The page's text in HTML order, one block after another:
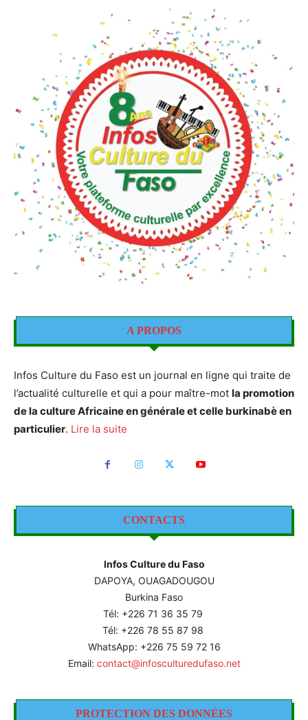
A PROPOS
Infos Culture du Faso est un journal en ligne qui traite de
l’actualité culturelle et qui a pour maître-mot la promotion
de la culture Africaine en générale et celle burkinabè en
particulier. Lire la suite
CONTACTS
Infos Culture du Faso
DAPOYA, OUAGADOUGOU
Burkina Faso
Tél: +226 71 36 35 79
Tél: +226 78 55 87 98
WhatsApp: +226 75 59 72 16
Email: contact@infosculturedufaso.net
PROTECTION DES DONNÉES